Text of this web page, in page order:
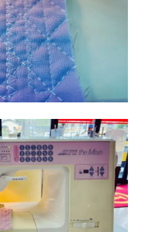
州
市
の
ミ
シ
ン
修
理
販
売
専
門
店
「ミ
に